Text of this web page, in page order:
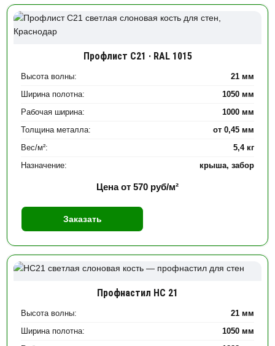
Профлист С21 · RAL 1015
Высота волны:
21 мм
Ширина полотна:
1050 мм
Рабочая ширина:
1000 мм
Толщина металла:
от 0,45 мм
Вес/м²:
5,4 кг
Назначение:
крыша, забор
Цена от 570 руб/м²
Заказать
Профнастил НС 21
Высота волны:
21 мм
Ширина полотна:
1050 мм